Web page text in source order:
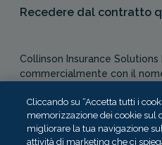
Recedere dal contratto
Collinson Insurance
commercialmente con il
Authority in qualità di
-Cap. 487). In Italia,
alla vigilanza dell’IVASS.
Cliccando su “Accetta tutti i
memorizzazione dei cookie sul
migliorare la tua navigazione
attività di marketing che ci